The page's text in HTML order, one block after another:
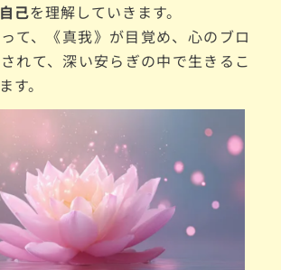
己を理解していきます。
て、《真我》が目覚め、心のブロ
れて、深い安らぎの中で生きるこ
す。